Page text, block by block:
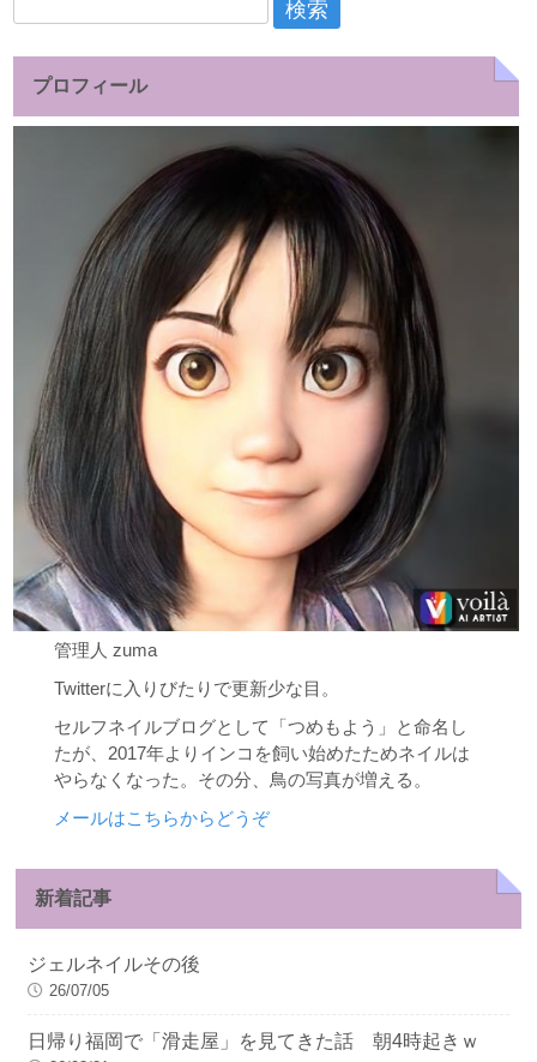
プロフィール
管理人 zuma
Twitterに入りびたりで更新少な目。
セルフネイルブログとして「つめもよう」と命名し
たが、2017年よりインコを飼い始めたためネイルは
やらなくなった。その分、鳥の写真が増える。
メールはこちらからどうぞ
新着記事
ジェルネイルその後
26/07/05
日帰り福岡で「滑走屋」を見てきた話 朝4時起きｗ